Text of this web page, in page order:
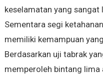
keselamatan yang sangat
Sementara segi
memiliki kemampuan
Berdasarkan uji tabrak
memperoleh bintang lima